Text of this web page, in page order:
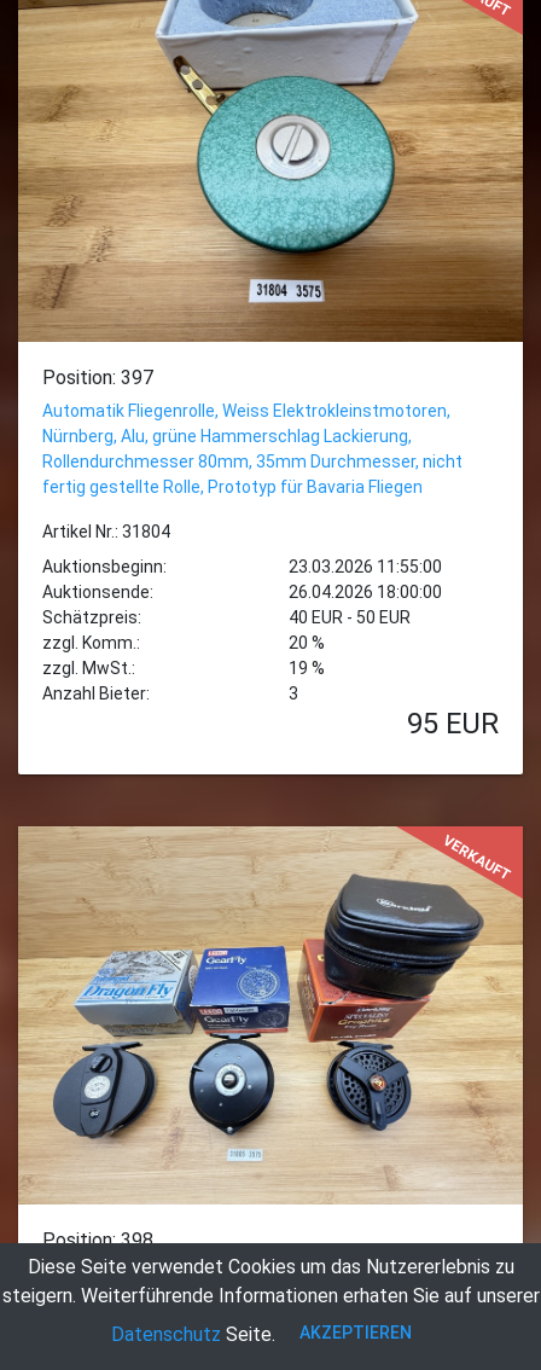
Position: 397
Automatik Fliegenrolle, Weiss Elektrokleinstmotoren,
Nürnberg, Alu, grüne Hammerschlag Lackierung,
Rollendurchmesser 80mm, 35mm Durchmesser, nicht
fertig gestellte Rolle, Prototyp für Bavaria Fliegen
Artikel Nr.: 31804
Auktionsbeginn:
23.03.2026 11:55:00
Auktionsende:
26.04.2026 18:00:00
Schätzpreis:
40 EUR - 50 EUR
zzgl. Komm.:
20 %
zzgl. MwSt.:
19 %
Anzahl Bieter:
3
95 EUR
VERKAUFT
Position: 398
3 Fliegenrollen, Leeda Gear Fly, Lightweight, Made in
England, mit Übersetzung, Linkshand, Rollendurchmesser
84mm, Rollenbreite 35mm, Gewicht 171g, neu im Karton,
Diese Seite verwendet Cookies um das Nutzererlebnis zu
steigern. Weiterführende Informationen erhaten Sie auf unserer
Datenschutz Seite. AKZEPTIEREN